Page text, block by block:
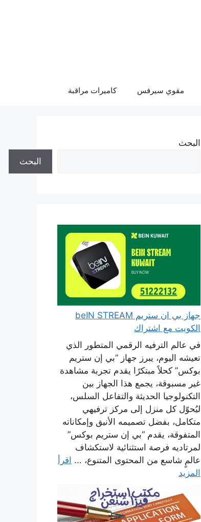
مقوي سيرفس كاميرات مراقبة
البحث
البحث
جهاز بي ان ستريم beIN STREAM
الكويت مع اشتراك
في عالم الترفيه الرقمي المتطور الذي
تعيشه اليوم، يبرز جهاز “بي إن ستريم
بوكس” كحلاً مبتكرًا يقدم تجربة مشاهدة
غير مسبوقة، يجمع هذا الجهاز بين
التكنولوجيا الحديثة والتفاعل السلس،
ليُحوّل كل منزل إلى مركز ترفيهي
متكامل، بفضل تصميمه الأنيق وإمكاناته
المتفوقة، يقدم “بي إن ستريم بوكس”
لمرتاديه فرصة استثنائية لاستكشاف
عالمٍ شاسع من المحتوى المتنوع، ... اقرأ
المزيد